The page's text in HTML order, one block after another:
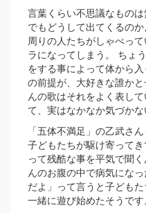
言葉くらい不思議なもの
でもどうして出てくるの
周りの人たちがしゃべっ
ラになってしまう。 ちょ
をする事によって体から
の前提が、大好きな誰か
んの歌はそれをよく表し
て、実はなかなか気づか
「五体不満足」の乙武さ
子どもたちが駆け寄って
って残酷な事を平気で聞
んのお腹の中で病気にな
だよ」って言うと子ども
一緒に遊び始めたそうです